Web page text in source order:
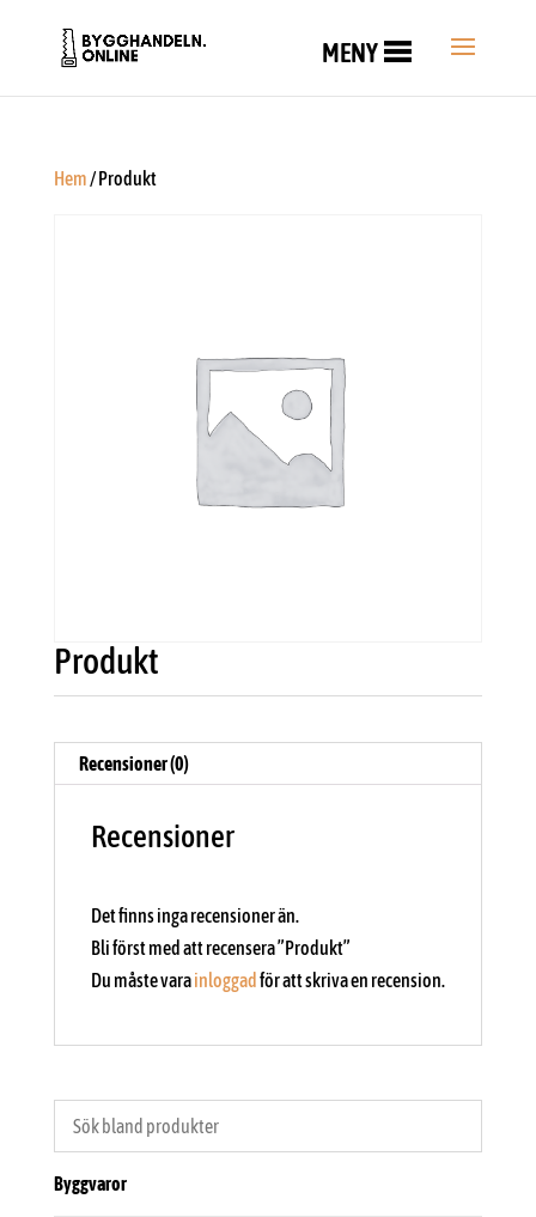
MENY
Hem/ Produkt
Produkt
Recensioner (0)
Recensioner
Det finns inga recensioner än.
Bli först med att recensera ”Produkt”
Du måste varainloggad för att skriva en recension.
Byggvaror